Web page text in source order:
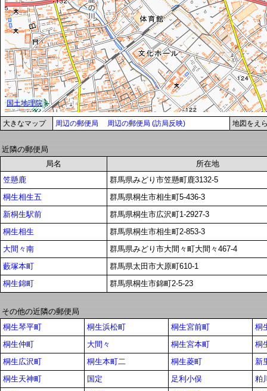
大きなマップ 周辺の郵便局 周辺の郵便局 (訪局反映) 地図をえ
近隣の郵便局
局名
所在地
笠懸鹿
群馬県みどり市笠懸町鹿3132-5
桐生相生五
群馬県桐生市相生町5-436-3
新桐生駅前
群馬県桐生市広沢町1-2927-3
桐生相生
群馬県桐生市相生町2-853-3
大間々南
群馬県みどり市大間々町大間々467-4
藪塚本町
群馬県太田市大原町610-1
桐生錦町
群馬県桐生市錦町2-5-23
その他の近隣の郵便局
桐生琴平町
桐生浜松町 桐生宮前町
桐
桐生仲町
大間々 桐生宮本町
桐
桐生広沢町
桐生本町二 桐生菱町
新
桐生天神町
国定 足利小俣
粕